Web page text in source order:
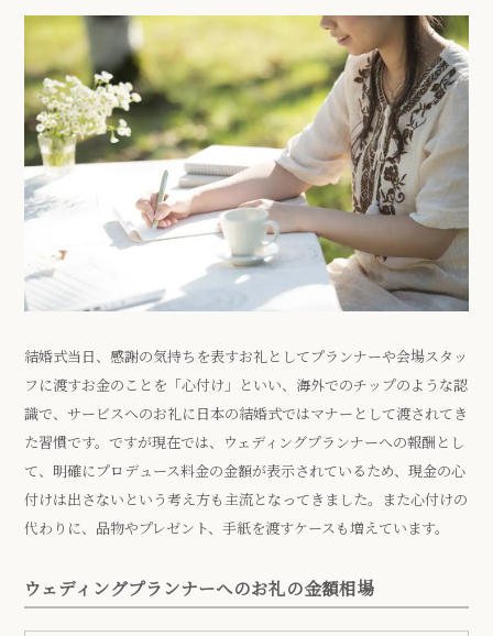
結婚式当日、感謝の気持ちを表すお礼としてプランナーや会場スタッ
フに渡すお金のことを「心付け」といい、海外でのチップのような認
識で、サービスへのお礼に日本の結婚式ではマナーとして渡されてき
た習慣です。ですが現在では、ウェディングプランナーへの報酬とし
て、明確にプロデュース料金の金額が表示されているため、現金の心
付けは出さないという考え方も主流となってきました。また心付けの
代わりに、品物やプレゼント、手紙を渡すケースも増えています。
ウェディングプランナーへのお礼の金額相場